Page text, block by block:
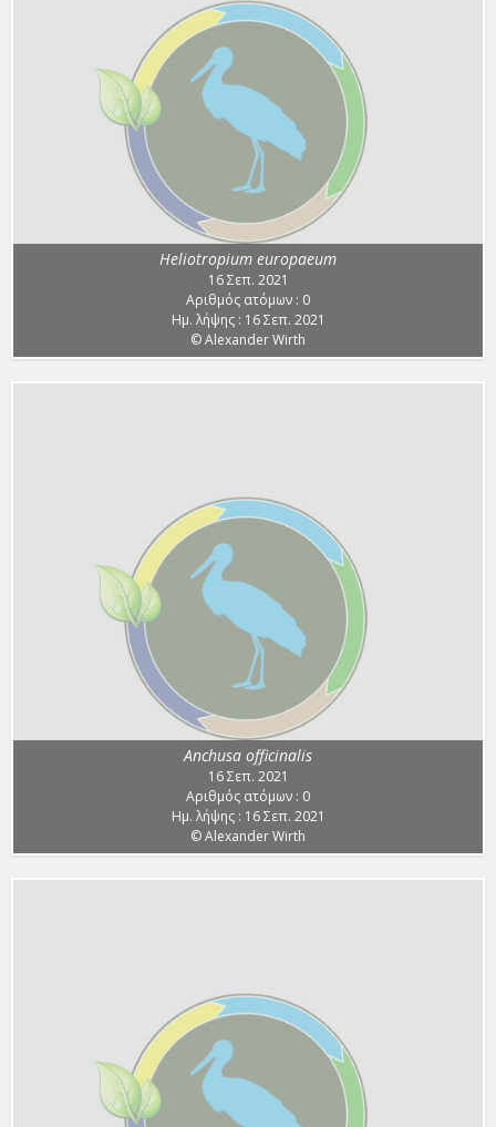
Heliotropium europaeum
16 Σεπ. 2021
Αριθμός ατόμων : 0
Ημ. λήψης : 16 Σεπ. 2021
© Alexander Wirth
Anchusa officinalis
16 Σεπ. 2021
Αριθμός ατόμων : 0
Ημ. λήψης : 16 Σεπ. 2021
© Alexander Wirth